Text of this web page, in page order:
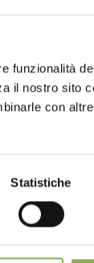
funzionalità
il nostro sito
con
Statistiche
DIRECTORY
CONTINUE
SERVICES